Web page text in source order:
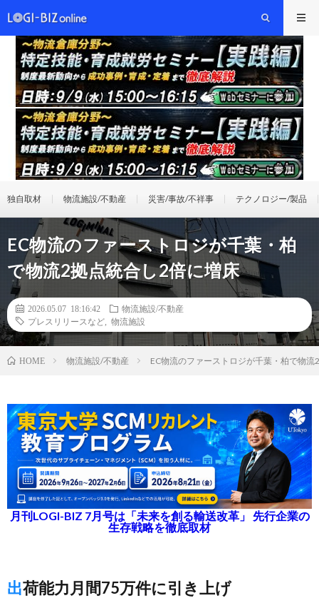
独自取材 物流施設/不動産 災害/事故/不祥事 テクノロジー/製品
EC物流のファーストロジが千葉・柏
で物流2拠点統合し2倍に増床
2026.05.07 18:16:42
物流施設/不動産
プレスリリースなど
物流施設
HOME 物流施設/不動産 EC物流のファーストロジが千葉・柏で物
月刊LOGI-BIZ 7月号は「未来を創る輸送改革」 先行企業の
生存戦略を徹底取材
出荷能力月間75万件に引き上げ